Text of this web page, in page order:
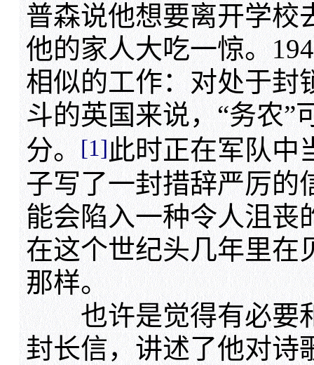
普森说他想要离开学校
他的家人大吃一惊。
相似的工作：对处于封
斗的英国来说，“务农”
分。
[1]此时正在军队中
子写了一封措辞严厉的
能会陷入一种令人沮丧
在这个世纪头几年里在
那样。
也许是觉得有必要和
封长信，讲述了他对诗